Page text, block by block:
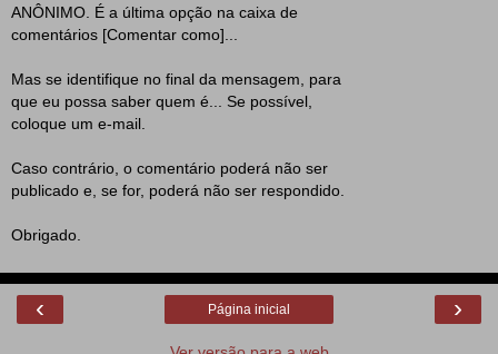
ANÔNIMO. É a última opção na caixa de
comentários [Comentar como]...
Mas se identifique no final da mensagem, para
que eu possa saber quem é... Se possível,
coloque um e-mail.
Caso contrário, o comentário poderá não ser
publicado e, se for, poderá não ser respondido.
Obrigado.
‹ ›
Página inicial